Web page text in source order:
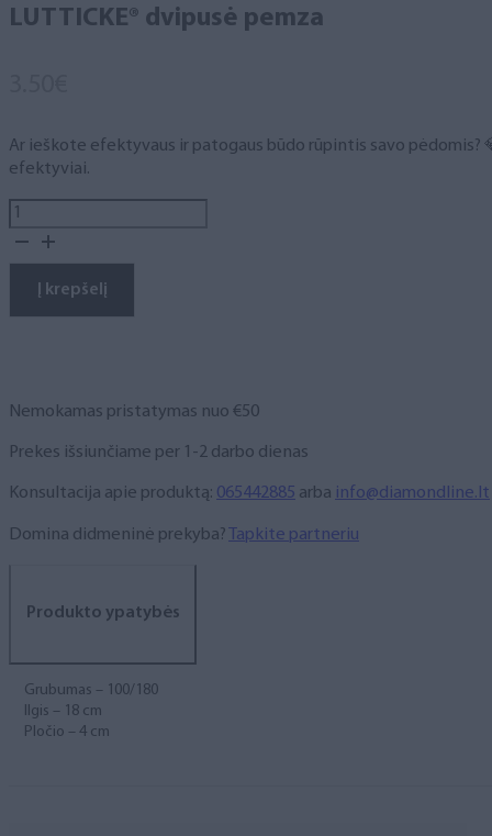
LUTTICKE® dvipusė pemza
Ar ieškote efektyvaus ir patogaus būdo rūpintis savo
efektyviai.
produkto
kiekis:
dvipusė
pemza
Į krepšelį
Nemokamas pristatymas nuo €50
Prekes išsiunčiame per 1-2 darbo dienas
Konsultacija apie produktą: 065442885 arba info@diamondline.lt
Domina didmeninė prekyba?Tapkite partneriu
Produkto ypatybės
Grubumas – 100/180
Ilgis – 18 cm
Pločio – 4 cm